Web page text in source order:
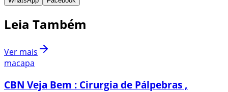
Leia Também
Ver mais
macapa
CBN Veja Bem : Cirurgia de Pálpebras ,